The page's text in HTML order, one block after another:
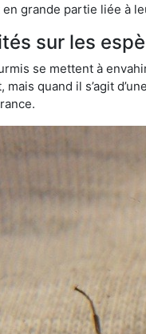
grande partie liée à
sur les
se mettent à
mais quand il s’agit